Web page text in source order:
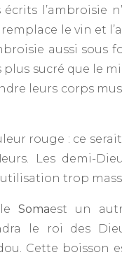
l’ambroisie
le vin et
aussi sous
sucré que le
leurs corps
rouge : ce
Les demi-
trop
leSomaest un
le roi des
Cette boisson